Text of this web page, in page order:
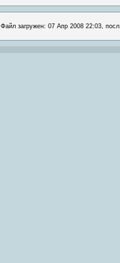
Файл загружен: 07 Апр 2008 22:03,